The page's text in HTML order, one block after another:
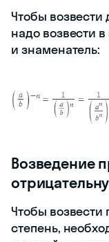
Чтобы возвести
надо возвести
и знаменатель:
Возведение
Чтобы возвести
степень,